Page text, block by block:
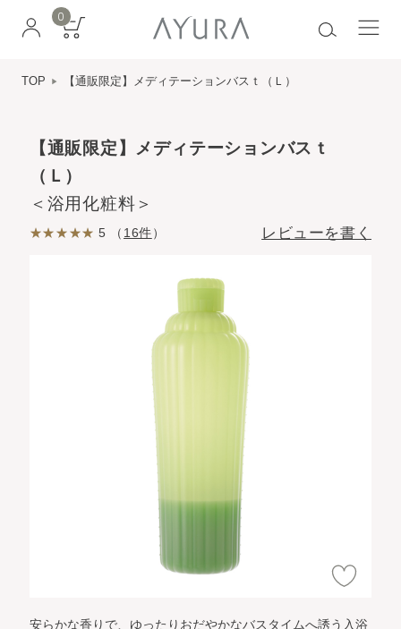
0
TOP 【通販限定】メディテーションバスｔ（Ｌ）
【通販限定】メディテーションバスｔ
（Ｌ）
＜浴用化粧料＞
5 （ 16件） レビューを書く
安らかな香りで、ゆったりおだやかなバスタイムへ誘う入浴